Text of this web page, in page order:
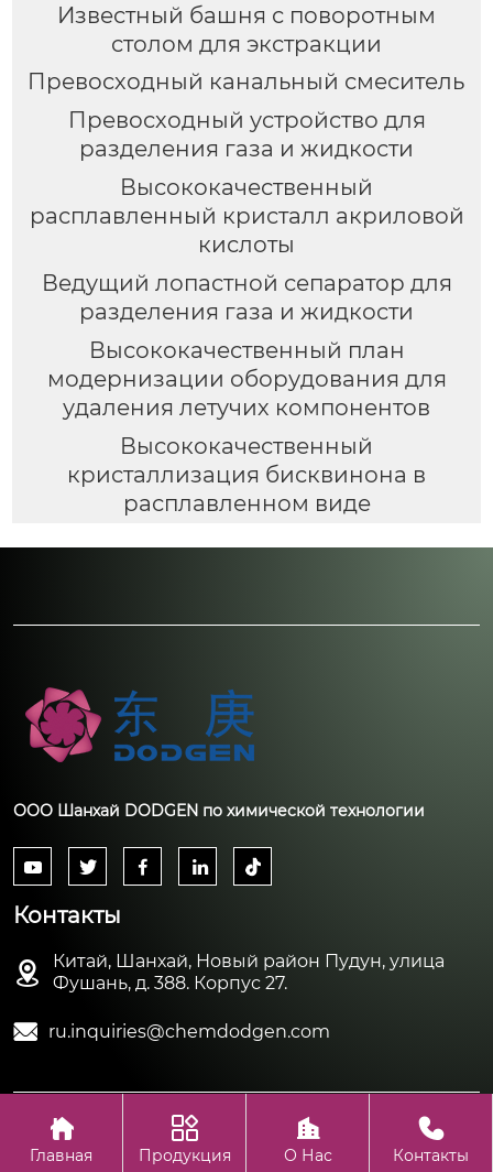
Известный башня с поворотным
столом для экстракции
Превосходный канальный смеситель
Превосходный устройство для
разделения газа и жидкости
Высококачественный
расплавленный кристалл акриловой
кислоты
Ведущий лопастной сепаратор для
разделения газа и жидкости
Высококачественный план
модернизации оборудования для
удаления летучих компонентов
Высококачественный
кристаллизация бисквинона в
расплавленном виде
ООО Шанхай DODGEN по химической технологии
    
Контакты

Китай, Шанхай, Новый район Пудун, улица
Фушань, д. 388. Корпус 27.
 ru.inquiries@chemdodgen.com
Авторское право©ООО Шанхай DODGEN по химической
технологии

Главная

Продукция

О Нас

Контакты